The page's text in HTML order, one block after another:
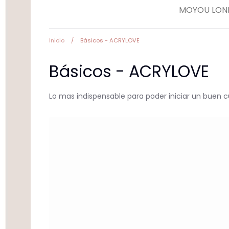
Equipos Eléctricos
(Lamparas, Extractores,
MOYOU
Inicio / Básicos - ACRYLOVE
Básicos - ACRYLOVE
Lo mas indispensable para poder iniciar un buen